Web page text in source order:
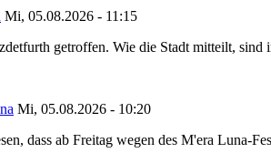
Mi, 05.08.2026 - 11:15
getroffen. Wie die Stadt mitteilt,
Mi, 05.08.2026 - 10:20
dass ab Freitag wegen des M'era Luna-